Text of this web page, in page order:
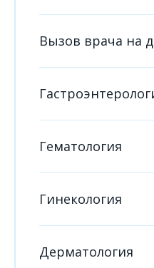
Вызов врача на
Гематология
Гинекология
Дерматология